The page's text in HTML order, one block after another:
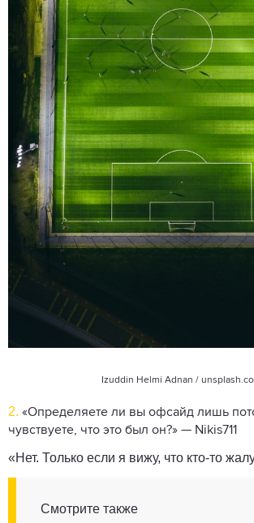
Izuddin Helmi Adnan /
2. «Определяете ли вы офсайд лишь
чувствуете, что это был он?» — Nikis711
«Нет. Только если я вижу, что кто-то
Смотрите также